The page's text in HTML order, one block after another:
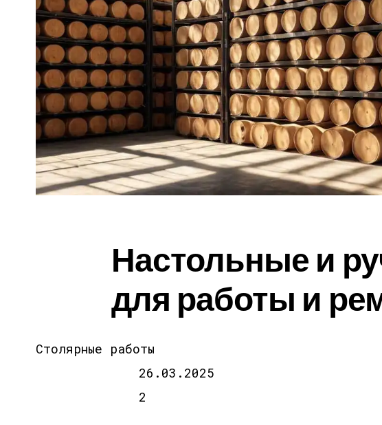
Настольные и
для работы и
Столярные работы
26.03.2025
2